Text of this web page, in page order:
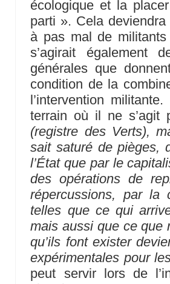
écologique et la
parti ». Cela deviendra
à pas mal de
s’agirait également
générales que
condition de la
l’intervention
terrain où il ne s’agit
(registre des Verts),
sait saturé de pièges,
l’État que par le
des opérations de
répercussions, par la
telles que ce qui
mais aussi que ce que
qu’ils font exister
expérimentales pour
peut servir lors de